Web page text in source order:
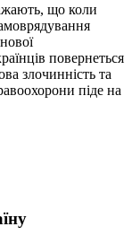
що коли
повернеться
злочинність та
піде на